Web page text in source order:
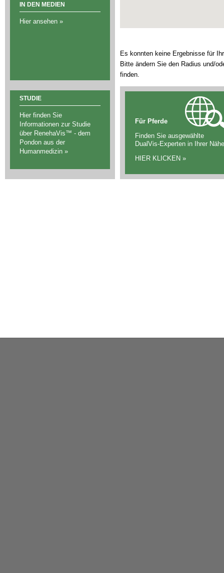
Es konnten keine Ergebnisse für
Bitte ändern Sie den Radius und/
finden.
Für Pferde
Finden Sie ausgewählte
DualVis-Experten in Ihrer
HIER KLICKEN »
IN DEN MEDIEN
Hier ansehen »
STUDIE
Hier finden Sie
Informationen zur Studie
über RenehaVis™ - dem
Pondon aus der
Humanmedizin »